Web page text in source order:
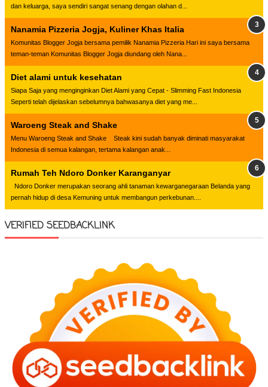
dan keluarga, saya sendiri sangat senang dengan olahan d...
Nanamia Pizzeria Jogja, Kuliner Khas Italia
Komunitas Blogger Jogja bersama pemilik Nanamia Pizzeria Hari ini saya bersama
teman-teman Komunitas Blogger Jogja diundang oleh Nana...
Diet alami untuk kesehatan
Siapa Saja yang menginginkan Diet Alami yang Cepat - Slimming Fast Indonesia
Seperti telah dijelaskan sebelumnya bahwasanya diet yang me...
Waroeng Steak and Shake
Menu Waroeng Steak and Shake Steak kini sudah banyak diminati masyarakat
Indonesia di semua kalangan, tertama kalangan anak...
Rumah Teh Ndoro Donker Karanganyar
Ndoro Donker merupakan seorang ahli tanaman kewarganegaraan Belanda yang
pernah hidup di desa Kemuning untuk membangun perkebunan....
VERIFIED SEEDBACKLINK